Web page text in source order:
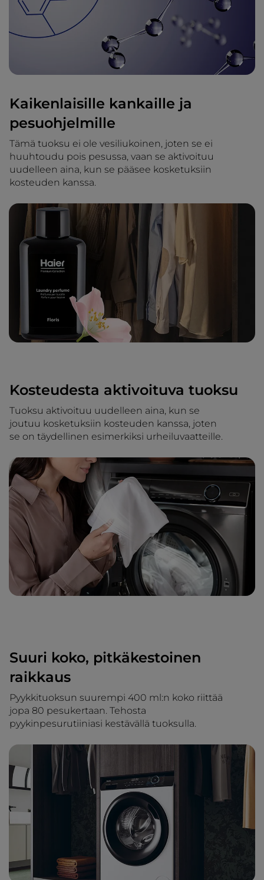
Kaikenlaisille kankaille ja
pesuohjelmille
Tämä tuoksu ei ole vesiliukoinen, joten se ei
huuhtoudu pois pesussa, vaan se aktivoituu
uudelleen aina, kun se pääsee kosketuksiin
kosteuden kanssa.
Kosteudesta aktivoituva tuoksu
Tuoksu aktivoituu uudelleen aina, kun se
joutuu kosketuksiin kosteuden kanssa, joten
se on täydellinen esimerkiksi urheiluvaatteille.
Suuri koko, pitkäkestoinen
raikkaus
Pyykkituoksun suurempi 400 ml:n koko riittää
jopa 80 pesukertaan. Tehosta
pyykinpesurutiiniasi kestävällä tuoksulla.